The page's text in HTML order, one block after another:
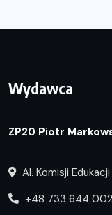
Wydawca
ZP20 Piotr
Al. Komisji
+48 733 644 002